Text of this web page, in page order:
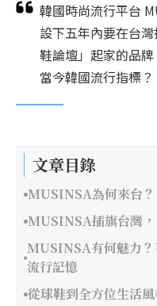
韓國時尚流行平台
設下五年內要在台
鞋論壇」起家的品
當今韓國流行指標？
文章目錄
MUSINSA為何來台？
MUSINSA插旗台灣
MUSINSA有何魅力？
流行記憶
從球鞋到全方位生活